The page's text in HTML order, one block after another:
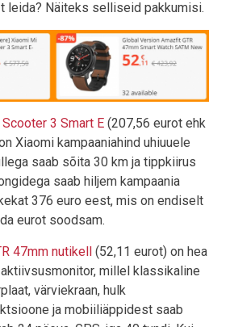
leida? Näiteks selliseid pakkumisi.
3 Smart E (207,56 eurot ehk
Xiaomi kampaaniahind uhiuuele
saab sõita 30 km ja tippkiirus
saab hiljem kampaania
376 euro eest, mis on endiselt
eurot soodsam.
47mm nutikell (52,11 eurot) on hea
millel klassikaline
värviekraan, hulk
ja mobiiliäppidest saab